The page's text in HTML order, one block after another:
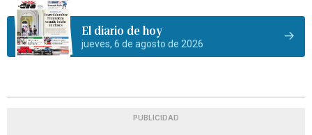
El diario de hoy
jueves, 6 de agosto de 2026
PUBLICIDAD